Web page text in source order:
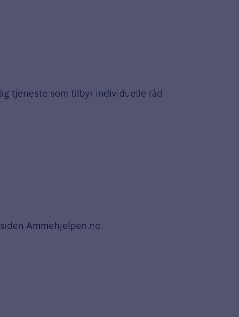
tjeneste som tilbyr individuelle råd
Ammehjelpen.no.